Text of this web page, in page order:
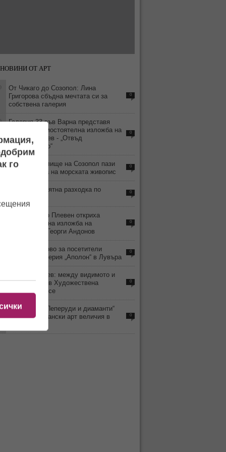
ОТ АРТ
От Чикаго до Созопол: Лина
Григорова сбъдна мечтата си за
собствена галерия
0
Галерия 33 във Варна представя
деветата самостоятелна изложба на
Красен Кралев - „Отвъд
съзерцанието“
0
Старото училище на Созопол пази
съкровищата на морската живопис
0
Време е за лятна разходка по
0
В Арт център Плевен откриха
самостоятелна изложба на
живописеца Георги Андонов
0
Отварят отново за посетители
обраната галерия „Аполон“ в Лувъра
0
Любомир Янев: между видимото и
забравеното в Художествена
галерия – Русе
0
Изложбата „Пеперуди и диаманти“
показва британски арт величия в
0
го